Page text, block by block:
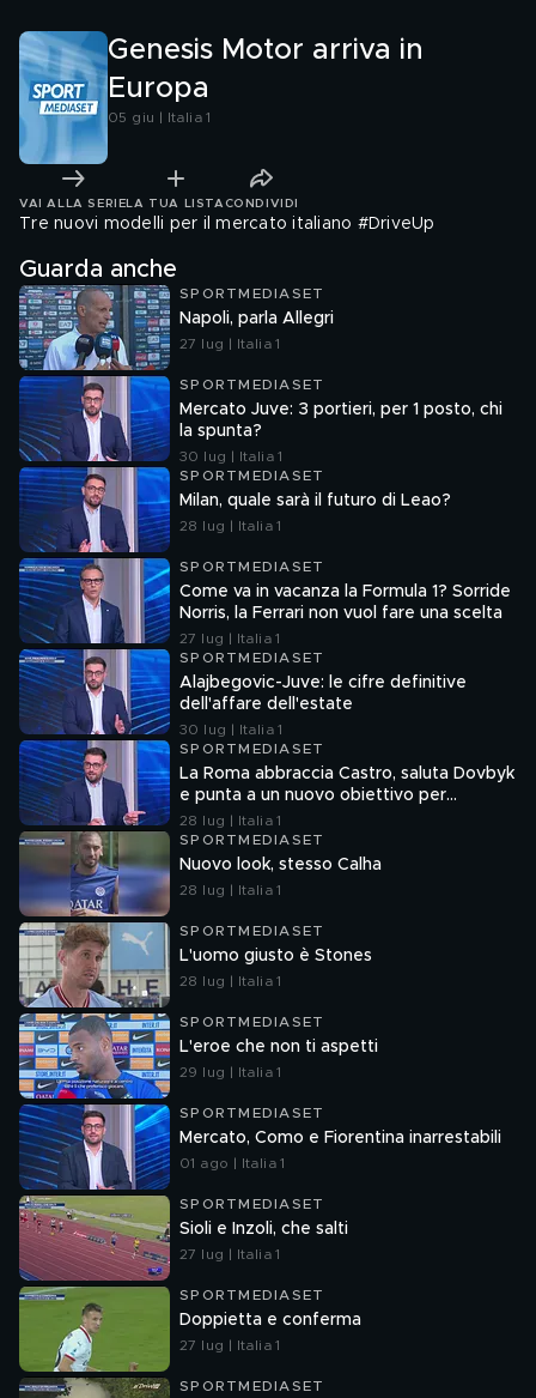
Genesis Motor arriva in
Europa
05 giu | Italia 1
VAI ALLA SERIE LA TUA LISTA CONDIVIDI
Tre nuovi modelli per il mercato italiano #DriveUp
Guarda anche
SPORTMEDIASET
Napoli, parla Allegri
27 lug | Italia 1
SPORTMEDIASET
Mercato Juve: 3 portieri, per 1 posto, chi
la spunta?
30 lug | Italia 1
SPORTMEDIASET
Milan, quale sarà il futuro di Leao?
28 lug | Italia 1
SPORTMEDIASET
Come va in vacanza la Formula 1? Sorride
Norris, la Ferrari non vuol fare una scelta
27 lug | Italia 1
SPORTMEDIASET
Alajbegovic-Juve: le cifre definitive
dell'affare dell'estate
30 lug | Italia 1
SPORTMEDIASET
La Roma abbraccia Castro, saluta Dovbyk
e punta a un nuovo obiettivo per
l'attacco
28 lug | Italia 1
SPORTMEDIASET
Nuovo look, stesso Calha
28 lug | Italia 1
SPORTMEDIASET
L'uomo giusto è Stones
28 lug | Italia 1
SPORTMEDIASET
L'eroe che non ti aspetti
29 lug | Italia 1
SPORTMEDIASET
Mercato, Como e Fiorentina inarrestabili
01 ago | Italia 1
SPORTMEDIASET
Sioli e Inzoli, che salti
27 lug | Italia 1
SPORTMEDIASET
Doppietta e conferma
27 lug | Italia 1
SPORTMEDIASET